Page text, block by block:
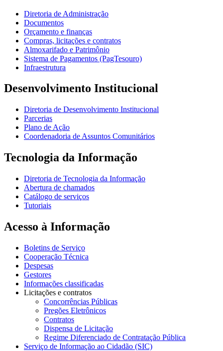
Diretoria de Administração
Documentos
Orçamento e finanças
Compras, licitações e contratos
Almoxarifado e Patrimônio
Sistema de Pagamentos (PagTesouro)
Infraestrutura
Desenvolvimento Institucional
Diretoria de Desenvolvimento Institucional
Parcerias
Plano de Ação
Coordenadoria de Assuntos Comunitários
Tecnologia da Informação
Diretoria de Tecnologia da Informação
Abertura de chamados
Catálogo de serviços
Tutoriais
Acesso à Informação
Boletins de Serviço
Cooperação Técnica
Despesas
Gestores
Informações classificadas
Licitações e contratos
Concorrências Públicas
Pregões Eletrônicos
Contratos
Dispensa de Licitação
Regime Diferenciado de Contratação Pública
Serviço de Informação ao Cidadão (SIC)